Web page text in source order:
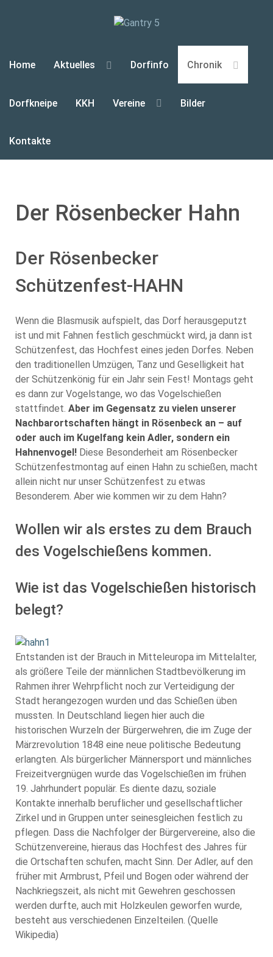
Home Aktuelles Dorfinfo Chronik
Dorfkneipe KKH Vereine Bilder
Kontakte
Der Rösenbecker Hahn
Der Rösenbecker
Schützenfest-HAHN
Wenn die Blasmusik aufspielt, das Dorf herausgeputzt
ist und mit Fahnen festlich geschmückt wird, ja dann ist
Schützenfest, das Hochfest eines jeden Dorfes. Neben
den traditionellen Umzügen, Tanz und Geselligkeit hat
der Schützenkönig für ein Jahr sein Fest! Montags geht
es dann zur Vogelstange, wo das Vogelschießen
stattfindet. Aber im Gegensatz zu vielen unserer
Nachbarortschaften hängt in Rösenbeck an – auf
oder auch im Kugelfang kein Adler, sondern ein
Hahnenvogel! Diese Besonderheit am Rösenbecker
Schützenfestmontag auf einen Hahn zu schießen, macht
allein nicht nur unser Schützenfest zu etwas
Besonderem. Aber wie kommen wir zu dem Hahn?
Wollen wir als erstes zu dem Brauch
des Vogelschießens kommen.
Wie ist das Vogelschießen historisch
belegt?
Entstanden ist der Brauch in Mitteleuropa im Mittelalter,
als größere Teile der männlichen Stadtbevölkerung im
Rahmen ihrer Wehrpflicht noch zur Verteidigung der
Stadt herangezogen wurden und das Schießen üben
mussten. In Deutschland liegen hier auch die
historischen Wurzeln der Bürgerwehren, die im Zuge der
Märzrevolution 1848 eine neue politische Bedeutung
erlangten. Als bürgerlicher Männersport und männliches
Freizeitvergnügen wurde das Vogelschießen im frühen
19. Jahrhundert populär. Es diente dazu, soziale
Kontakte innerhalb beruflicher und gesellschaftlicher
Zirkel und in Gruppen unter seinesgleichen festlich zu
pflegen. Dass die Nachfolger der Bürgervereine, also die
Schützenvereine, hieraus das Hochfest des Jahres für
die Ortschaften schufen, macht Sinn. Der Adler, auf den
früher mit Armbrust, Pfeil und Bogen oder während der
Nachkriegszeit, als nicht mit Gewehren geschossen
werden durfte, auch mit Holzkeulen geworfen wurde,
besteht aus verschiedenen Einzelteilen. (Quelle
Wikipedia)